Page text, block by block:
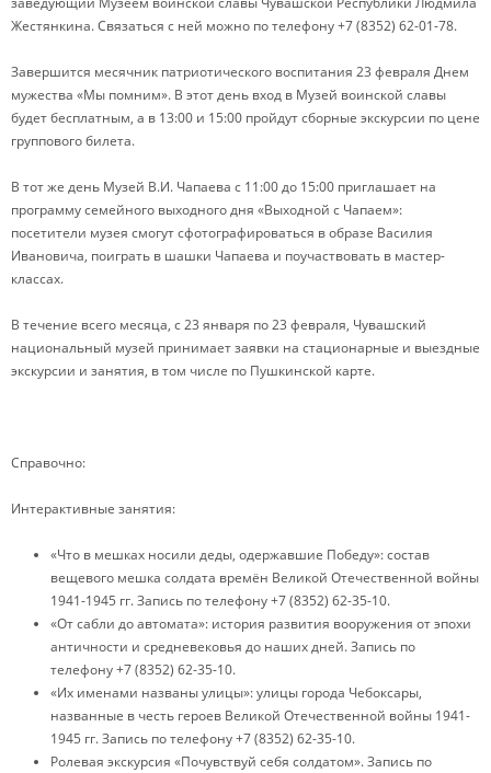
Жестянкина. Связаться с ней можно по телефону +7 (8352) 62-01-78.
Завершится месячник патриотического воспитания 23 февраля Днем
мужества «Мы помним». В этот день вход в Музей воинской славы
будет бесплатным, а в 13:00 и 15:00 пройдут сборные экскурсии по цене
группового билета.
В тот же день Музей В.И. Чапаева с 11:00 до 15:00 приглашает на
программу семейного выходного дня «Выходной с Чапаем»:
посетители музея смогут сфотографироваться в образе Василия
Ивановича, поиграть в шашки Чапаева и поучаствовать в мастер-
классах.
В течение всего месяца, с 23 января по 23 февраля, Чувашский
национальный музей принимает заявки на стационарные и выездные
экскурсии и занятия, в том числе по Пушкинской карте.
Справочно:
Интерактивные занятия:
«Что в мешках носили деды, одержавшие Победу»: состав
вещевого мешка солдата времён Великой Отечественной войны
1941-1945 гг. Запись по телефону +7 (8352) 62-35-10.
«От сабли до автомата»: история развития вооружения от эпохи
античности и средневековья до наших дней. Запись по
телефону +7 (8352) 62-35-10.
«Их именами названы улицы»: улицы города Чебоксары,
названные в честь героев Великой Отечественной войны 1941-
1945 гг. Запись по телефону +7 (8352) 62-35-10.
Ролевая экскурсия «Почувствуй себя солдатом». Запись по